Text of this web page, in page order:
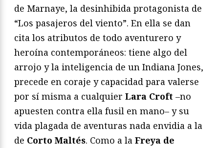
de Marnaye, la desinhibida protagonista de
“Los pasajeros del viento”. En ella se dan
cita los atributos de todo aventurero y
heroína contemporáneos: tiene algo del
arrojo y la inteligencia de un Indiana Jones,
precede en coraje y capacidad para valerse
por sí misma a cualquier Lara Croft –no
apuesten contra ella fusil en mano– y su
vida plagada de aventuras nada envidia a la
de Corto Maltés. Como a la Freya de